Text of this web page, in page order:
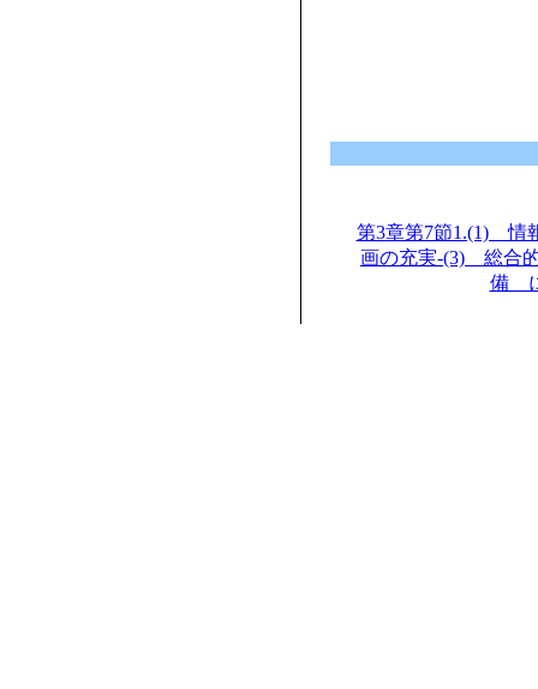
第3章第7節1.(1) 情
画の充実-(3) 総合
備